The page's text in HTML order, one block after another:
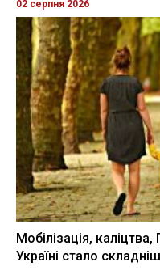
02 серпня 2026
Мобілізація,
Україні стало